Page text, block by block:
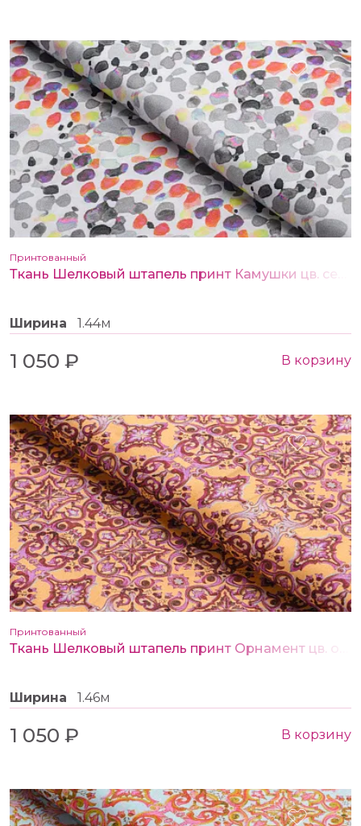
Принтованный
Ширина 1.44м
1 050 ₽ В корзину
Принтованный
Ширина 1.46м
1 050 ₽ В корзину